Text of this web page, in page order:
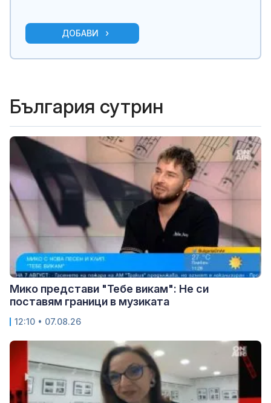
ДОБАВИ
България сутрин
Мико представи "Тебе викам": Не си
поставям граници в музиката
12:10 • 07.08.26